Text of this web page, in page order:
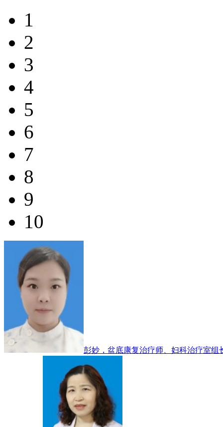
1
2
3
4
5
6
7
8
9
10
彭妙，盆底康复治疗师、妇科治疗室